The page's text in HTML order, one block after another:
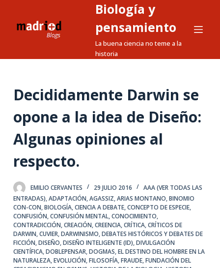
a
n
d
o
Biología y
pensamiento
La buena ciencia no teme a la
historia
Decididamente Darwin se
opone a la idea de Diseño:
Algunas opiniones al
respecto.
EMILIO CERVANTES 29 JULIO 2016
AAA (VER TODAS LAS
ENTRADAS),ADAPTACIÓN,AGASSIZ,ARIAS MONTANO,BINOMIO
CON-CON,BIOLOGÍA,CIENCIA A DEBATE,CONCEPTO DE ESPECIE,
CONFUSIÓN,CONFUSIÓN MENTAL,CONOCIMIENTO,
CONTRADICCIÓN,CREACIÓN,CREENCIA,CRÍTICA,CRÍTICOS DE
DARWIN,CUVIER,DARWINISMO,DEBATES HISTÓRICOS Y DEBATES DE
FICCIÓN,DISEÑO,DISEÑO INTELIGENTE (ID),DIVULGACIÓN
CIENTÍFICA,DOBLEPENSAR,DOGMAS,EL DESTINO DEL HOMBRE EN LA
NATURALEZA,EVOLUCIÓN,FILOSOFÍA,FRAUDE,FUNDACIÓN DEL